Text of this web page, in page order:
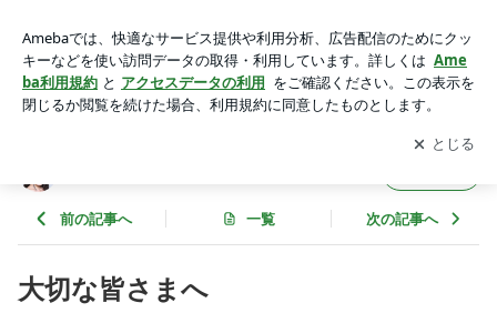
Amebaアプリをダウンロードして ブログの更新通知
を受け取りまし
ょう。
開く
前の記事へ 一覧 次の記事へ
大切な皆さまへ